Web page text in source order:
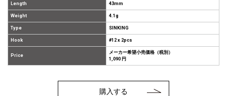
Length 43mm
Weight 4.1g
Type SINKING
Hook #12 x 2pcs
Price
メーカー希望小売価格（税別）
1,090 円
購入する